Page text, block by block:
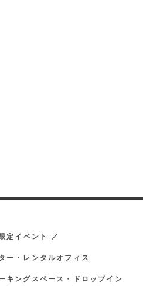
定イベント ／
ー・レンタルオフィス
キングスペース・ドロップイン